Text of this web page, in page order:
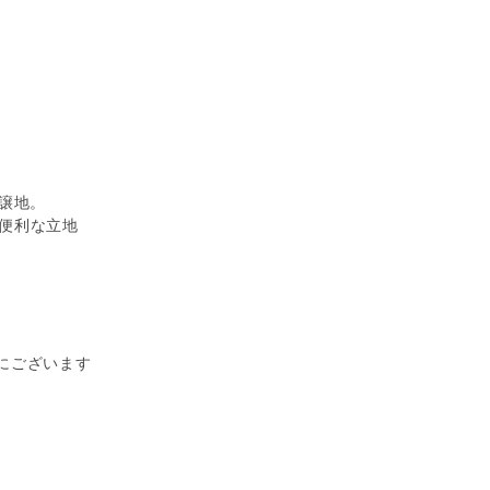
地。
利な立地
ございます